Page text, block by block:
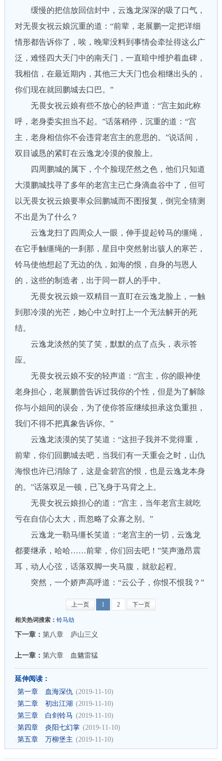
缓慢的把信放回信封中，云逸龙深深的吸了口气，
对无畏女祝云娘沉重的道：“前辈，老展鹏一定把详细
情形都告诉你了，唉，晚辈没料到事情会牵扯得这么广
泛，难怪四大天门中的南天门，一直暗中维护着血碑，
我相信，在最近期内，其他三大天门也会相继出头的，
你们现在就回鹏城去口巴。”
无畏女祝云娘有些不放心的轻声道：“宫主如此称
呼，老身委实担当不起。”话落稍停，沉重的道：“宫
主，老身相信你不会违背老宫主的意思的。”说话间，
双目诚恳的紧盯在云逸龙冷漠的俊脸上。
四周鹏城的属下，个个脸现茫然之色，他们只知道
大漠鹏城找寻了多年的老宫主已亡身滴血谷中了，但可
以无畏女祝云娘要率众回鹏城而不图报复，倒完全猜测
不出是为了什么？
云逸龙扫了四周众人一眼，伸手提起铃马的缰绳，
在它手触缰绳的一刹那，星目中突然射出骇人的寒芒，
铃马使他想起了无边的仇，如海的恨，自身的与恩人
的，这些的制造者，出于同一群人的手中。
无畏女祝云娘一双精目一直盯在云逸龙脸上，一触
到那冷漠的光芒，她心中立时打上一个无法解开的死
结。
云逸龙淡然的笑了笑，默默的点了点头，表示答
应。
无畏女祝云娘不安的轻声道：“宫主，你的眼神使
老身担心，老展鹏曾告诉过我你的个性，但是为了解除
你与小姐间的误会，为了使你答应继续担承这负重担，
我们不得不把真象告诉你。”
云逸龙淡漠的笑了笑道：“这担子我并不觉得重，
前辈，你们回鹏城去吧，当我们有一天重会之时，山仇
海恨也许已消除了，这是金碧宫的恨，也是云逸龙本身
的。”话落双足一顿，已飞身于马背之上。
无畏女祝云娘担心的道：“宫主，当年老宫主就吃
亏在自信心太大，而忽略了众寡之别。”
云逸龙一勒马缰长笑道：“老宫主的一切，云逸龙
都要继承，哈哈……前辈，你们回去吧！”笑声激昂震
耳，动人心弦，话落双脚一夹马腹，就欲起程。
突然，一个娇声高呼道：“云公子，你恨不恨我？”
上一页 1 2 下一页
相关热词搜索： 铃马劫
下一章： 第八章 庐山三义
上一章： 第六章 血魑雷猛
延伸阅读：
·第一章 血海深仇 (2019-11-10)
·第二章 初出江湖 (2019-11-10)
·第三章 白剑铃马 (2019-11-10)
·第四章 炎阳七幻掌 (2019-11-10)
·第五章 万柳堡主 (2019-11-10)